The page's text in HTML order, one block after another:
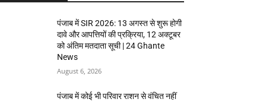
पंजाब में SIR 2026: 13 अगस्त से शुरू होगी
दावे और आपत्तियों की प्रक्रिया, 12 अक्टूबर
को अंतिम मतदाता सूची | 24 Ghante
News
August 6, 2026
पंजाब में कोई भी परिवार राशन से वंचित नहीं